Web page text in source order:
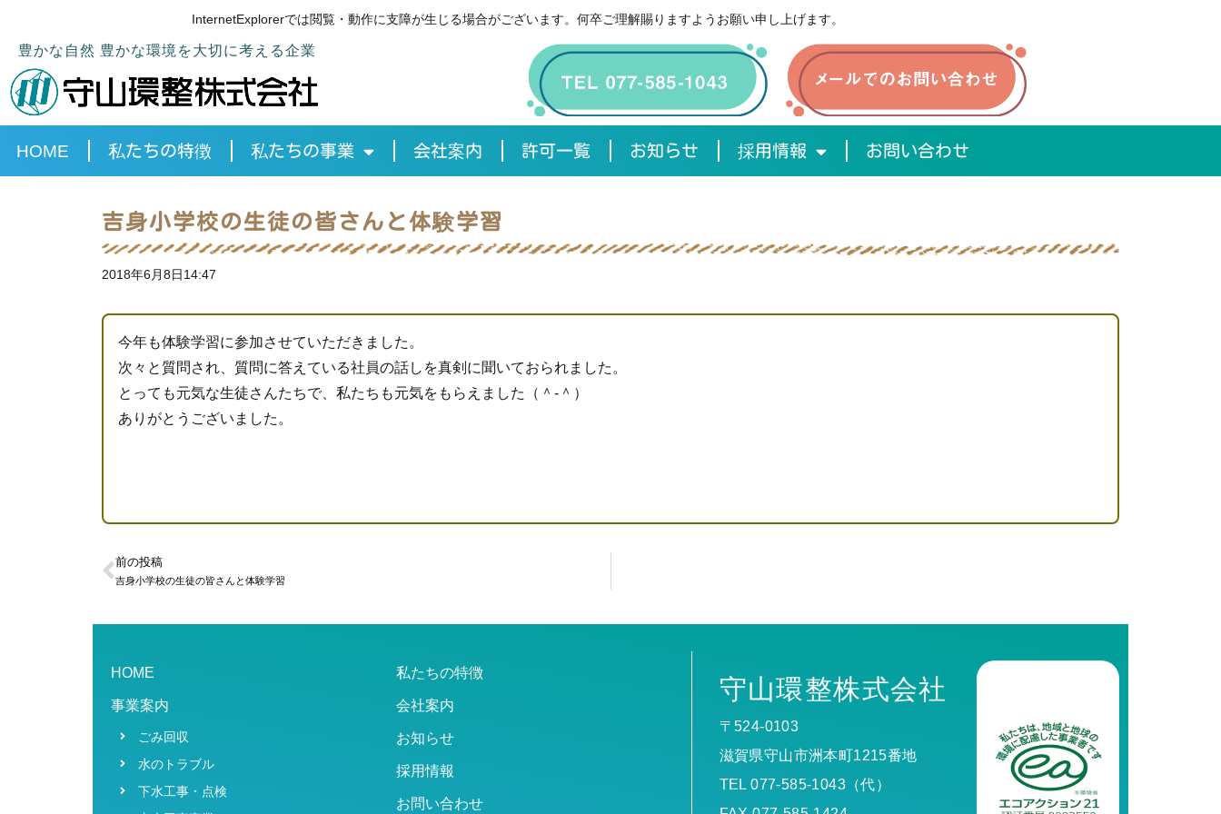
InternetExplorerでは閲覧・動作に支障が生じる場合がございます。何卒ご理解賜りますようお願い申し上げます。
豊かな自然 豊かな環境を大切に考える企業
HOME 私たちの特徴 私たちの事業 会社案内 許可一覧 お知らせ 採用情報 お問い合わせ
吉身小学校の生徒の皆さんと体験学習
2018年6月8日14:47
今年も体験学習に参加させていただきました。
次々と質問され、質問に答えている社員の話しを真剣に聞いておられました。
とっても元気な生徒さんたちで、私たちも元気をもらえました（＾-＾）
ありがとうございました。
前の投稿
吉身小学校の生徒の皆さんと体験学習
HOME
事業案内
ごみ回収
水のトラブル
下水工事・点検
私たちの特徴
会社案内
お知らせ
採用情報
お問い合わせ
守山環整株式会社
〒524-0103
滋賀県守山市洲本町1215番地
TEL 077-585-1043（代）